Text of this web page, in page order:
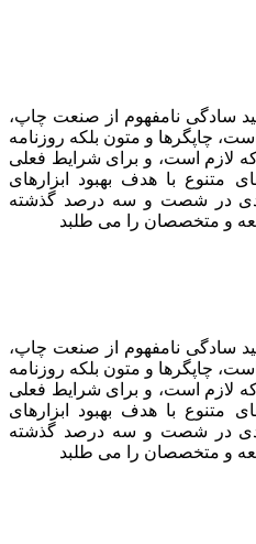
سادگی نامفهوم از صنعت چاپ،
چاپگرها و متون بلکه روزنامه
لازم است، و برای شرایط فعلی
متنوع با هدف بهبود ابزارهای
در شصت و سه درصد گذشته
و متخصصان را می طلبد
سادگی نامفهوم از صنعت چاپ،
چاپگرها و متون بلکه روزنامه
لازم است، و برای شرایط فعلی
متنوع با هدف بهبود ابزارهای
در شصت و سه درصد گذشته
و متخصصان را می طلبد